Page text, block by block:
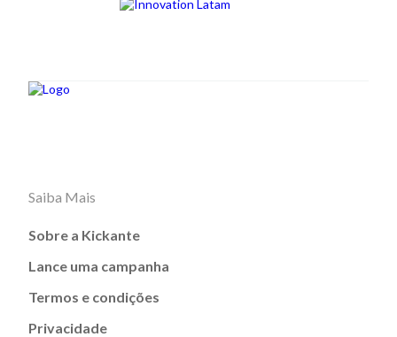
Saiba Mais
Sobre a Kickante
Lance uma campanha
Termos e condições
Privacidade